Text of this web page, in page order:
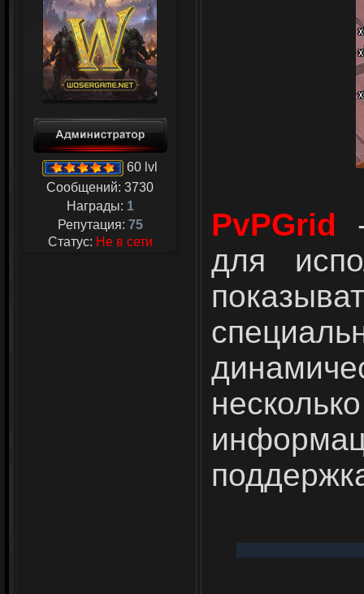
60 lvl
Сообщений: 3730
Награды: 1
Репутация: 75
Статус: Не в сети PvPGrid
для